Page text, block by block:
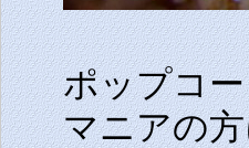
ポップコ
マニアの